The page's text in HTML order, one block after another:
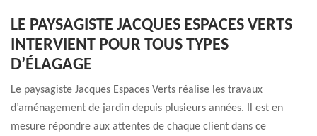
LE PAYSAGISTE JACQUES ESPACES VERTS
INTERVIENT POUR TOUS TYPES
D’ÉLAGAGE
Le paysagiste Jacques Espaces Verts réalise les travaux
d’aménagement de jardin depuis plusieurs années. Il est en
mesure répondre aux attentes de chaque client dans ce